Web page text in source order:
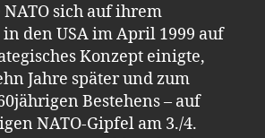
sich auf ihrem
den USA im April 1999 auf
Konzept einigte,
Jahre später und zum
Bestehens – auf
NATO-Gipfel am 3./4.